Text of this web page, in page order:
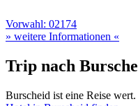
Vorwahl: 02174
» weitere Informationen «
Trip nach
Burscheid ist eine Reise